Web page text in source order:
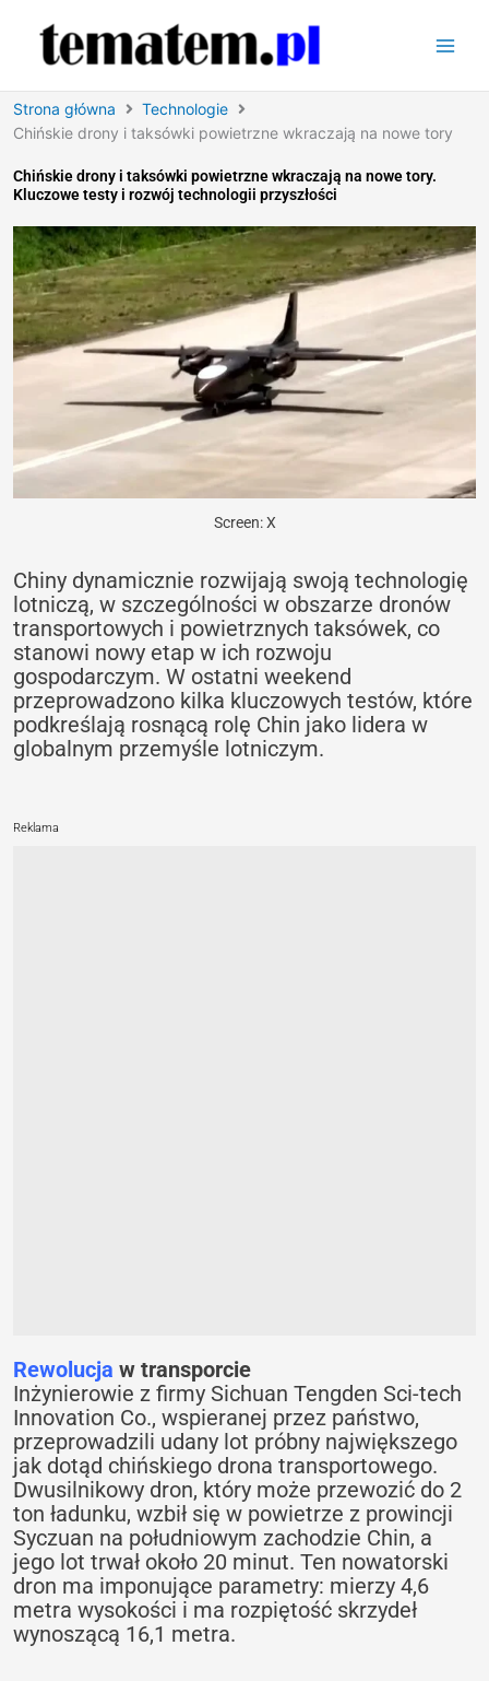
Strona główna
Technologie
Chińskie drony i taksówki powietrzne wkraczają na nowe tory
Chińskie drony i taksówki powietrzne wkraczają na nowe tory.
Kluczowe testy i rozwój technologii przyszłości
Screen: X
Chiny dynamicznie rozwijają swoją technologię
lotniczą, w szczególności w obszarze dronów
transportowych i powietrznych taksówek, co
stanowi nowy etap w ich rozwoju
gospodarczym. W ostatni weekend
przeprowadzono kilka kluczowych testów, które
podkreślają rosnącą rolę Chin jako lidera w
globalnym przemyśle lotniczym.
Reklama
Rewolucja w transporcie
Inżynierowie z firmy Sichuan Tengden Sci-tech
Innovation Co., wspieranej przez państwo,
przeprowadzili udany lot próbny największego
jak dotąd chińskiego drona transportowego.
Dwusilnikowy dron, który może przewozić do 2
ton ładunku, wzbił się w powietrze z prowincji
Syczuan na południowym zachodzie Chin, a
jego lot trwał około 20 minut. Ten nowatorski
dron ma imponujące parametry: mierzy 4,6
metra wysokości i ma rozpiętość skrzydeł
wynoszącą 16,1 metra.